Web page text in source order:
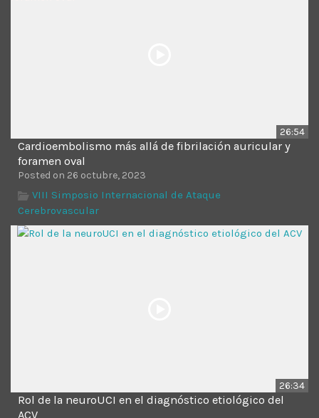
26:54
Cardioembolismo más allá de fibrilación auricular y
foramen oval
Posted on 26 octubre, 2023
VIII Simposio Internacional de Ataque
Cerebrovascular
26:34
Rol de la neuroUCI en el diagnóstico etiológico del
ACV